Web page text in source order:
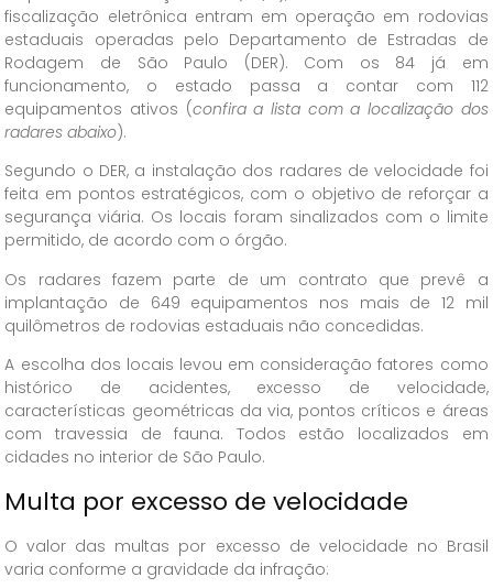
fiscalização eletrônica entram em operação em rodovias
estaduais operadas pelo Departamento de Estradas de
Rodagem de São Paulo (DER). Com os 84 já em
funcionamento, o estado passa a contar com 112
equipamentos ativos (confira a lista com a localização dos
radares abaixo).
Segundo o DER, a instalação dos radares de velocidade foi
feita em pontos estratégicos, com o objetivo de reforçar a
segurança viária. Os locais foram sinalizados com o limite
permitido, de acordo com o órgão.
Os radares fazem parte de um contrato que prevê a
implantação de 649 equipamentos nos mais de 12 mil
quilômetros de rodovias estaduais não concedidas.
A escolha dos locais levou em consideração fatores como
histórico de acidentes, excesso de velocidade,
características geométricas da via, pontos críticos e áreas
com travessia de fauna. Todos estão localizados em
cidades no interior de São Paulo.
Multa por excesso de velocidade
O valor das multas por excesso de velocidade no Brasil
varia conforme a gravidade da infração: